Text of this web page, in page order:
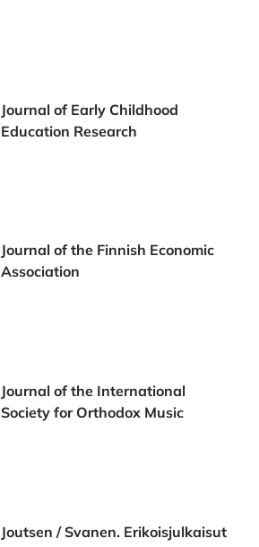
Journal of Early Childhood
Education Research
Journal of the Finnish Economic
Association
Journal of the International
Society for Orthodox Music
Joutsen / Svanen. Erikoisjulkaisut